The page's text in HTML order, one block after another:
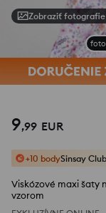
Zobraziť
9,99 EUR
+10 bodySinsay Club
Viskózové maxi šaty
vzorom